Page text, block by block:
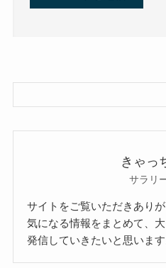
きゃっ
サラリ
サイトをご覧いただきありが
気になる情報をまとめて、
発信していきたいと思います